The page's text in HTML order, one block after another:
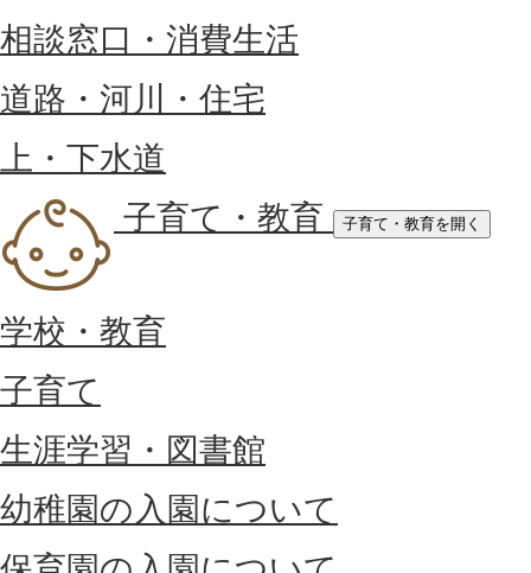
相談窓口・消費生活
道路・河川・住宅
上・下水道
子育て・教育
子育て・教育を開く
学校・教育
子育て
生涯学習・図書館
幼稚園の入園について